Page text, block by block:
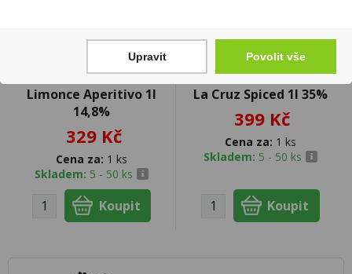
Limonce Aperitivo 1l
14,8%
329 Kč
Cena za: 1 ks
Skladem: 5 - 50 ks
La Cruz Spiced 1l 35%
399 Kč
Cena za: 1 ks
Skladem: 5 - 50 ks
Upravit Povolit vše